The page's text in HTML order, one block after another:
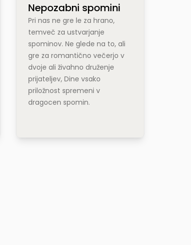
Nepozabni spomini
Pri nas ne gre le za hrano,
temveč za ustvarjanje
spominov. Ne glede na to, ali
gre za romantično večerjo v
dvoje ali živahno druženje
prijateljev, Dine vsako
priložnost spremeni v
dragocen spomin.